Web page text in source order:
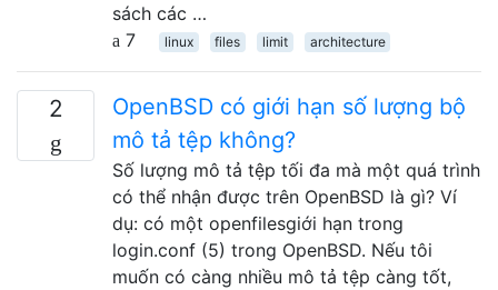
sách các …
7
linux files limit architecture
2
OpenBSD có giới hạn số lượng bộ
mô tả tệp không?
Số lượng mô tả tệp tối đa mà một quá trình
có thể nhận được trên OpenBSD là gì? Ví
dụ: có một openfilesgiới hạn trong
login.conf (5) trong OpenBSD. Nếu tôi
muốn có càng nhiều mô tả tệp càng tốt,